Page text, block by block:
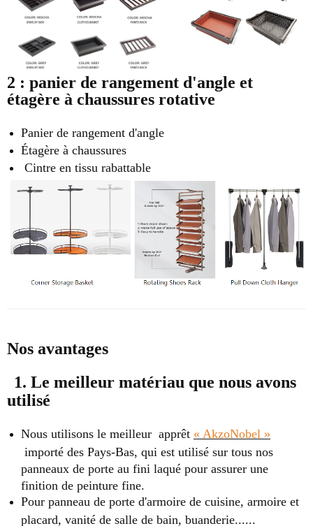
2 : panier de rangement d'angle et
étagère à chaussures rotative
Panier de rangement d'angle
Étagère à chaussures
Cintre en tissu rabattable
Nos avantages
1. Le meilleur matériau que nous avons
utilisé
Nous utilisons le meilleur apprêt « AkzoNobel »
importé des Pays-Bas, qui est utilisé sur tous nos
panneaux de porte au fini laqué pour assurer une
finition de peinture fine.
Pour panneau de porte d'armoire de cuisine, armoire et
placard, vanité de salle de bain, buanderie......